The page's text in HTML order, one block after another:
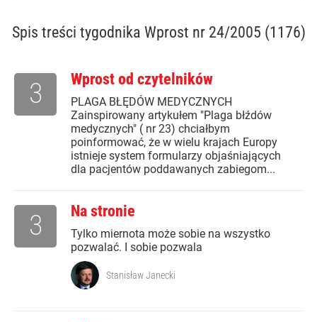
Spis treści tygodnika Wprost nr 24/2005 (1176)
Wprost od czytelników
PLAGA BŁĘDÓW MEDYCZNYCH
Zainspirowany artykułem "Plaga błźdów
medycznych" ( nr 23) chciałbym
poinformować, że w wielu krajach Europy
istnieje system formularzy objaśniających
dla pacjentów poddawanych zabiegom...
3
Na stronie
Tylko miernota może sobie na wszystko
pozwalać. I sobie pozwala
3
Stanisław Janecki